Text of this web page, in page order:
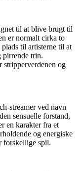
til at blive brugt til
er normalt cirka to
til artisterne til at
pirrende trin.
stripperverdenen og
streamer ved navn
sensuelle forstand,
en karakter fra et
og energiske
forskellige spil.